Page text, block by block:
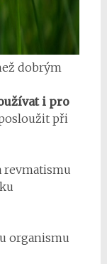
dobrým
i pro
při
revmatismu
organismu